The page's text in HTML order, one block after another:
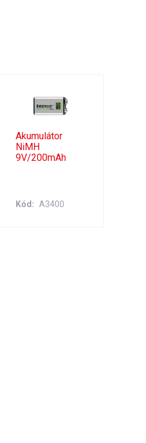
Akumulátor
NiMH
9V/200mAh
Kód A3400